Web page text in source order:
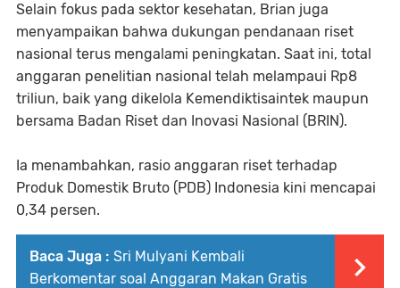
Selain fokus pada sektor kesehatan, Brian juga
menyampaikan bahwa dukungan pendanaan riset
nasional terus mengalami peningkatan. Saat ini, total
anggaran penelitian nasional telah melampaui Rp8
triliun, baik yang dikelola Kemendiktisaintek maupun
bersama Badan Riset dan Inovasi Nasional (BRIN).
Ia menambahkan, rasio anggaran riset terhadap
Produk Domestik Bruto (PDB) Indonesia kini mencapai
0,34 persen.
Baca Juga : Sri Mulyani Kembali
Berkomentar soal Anggaran Makan Gratis